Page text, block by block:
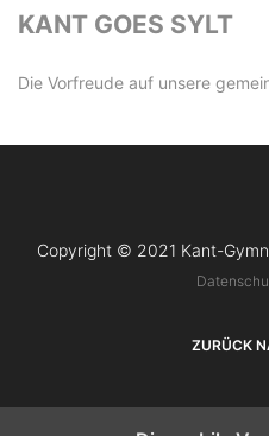
KANT GOES SYLT
Die Vorfreude auf unsere
Copyright © 2021 Kant-
ZURÜCK